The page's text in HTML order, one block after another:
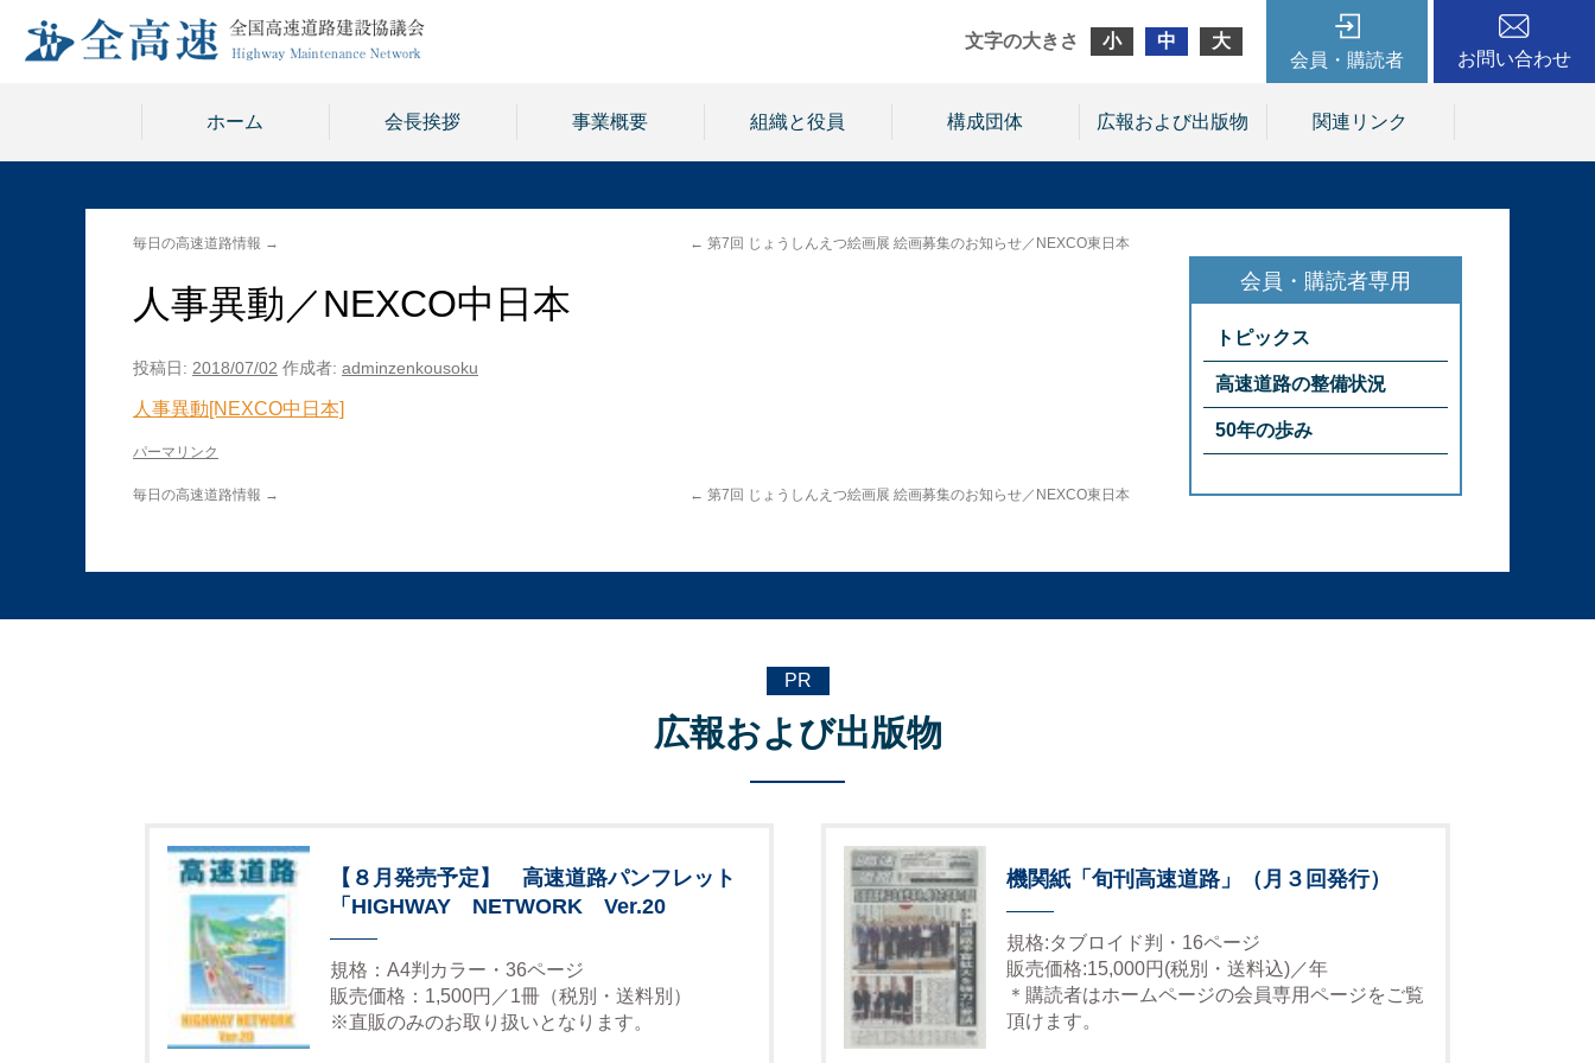
文字の大きさ 小 中
大
会員・購読者
お問い合わせ
ホーム 会長挨拶 事業概要 組織と役員 構成団体 広報および出版物 関連リンク
← 第7回 じょうしんえつ絵画展 絵画募集のお知らせ／NEXCO東日本
毎日の高速道路情報 →
人事異動／NEXCO中日本
投稿日: 2018/07/02 作成者: adminzenkousoku
人事異動[NEXCO中日本]
パーマリンク
← 第7回 じょうしんえつ絵画展 絵画募集のお知らせ／NEXCO東日本
毎日の高速道路情報 →
トピックス
高速道路の整備状況
50年の歩み
PR
広報および出版物
【８月発売予定】 高速道路パンフレット
「HIGHWAY NETWORK Ver.20
規格：A4判カラー・36ページ
販売価格：1,500円／1冊（税別・送料別）
※直販のみのお取り扱いとなります。
機関紙「旬刊高速道路」（月３回発行）
規格:タブロイド判・16ページ
販売価格:15,000円(税別・送料込)／年
＊購読者はホームページの会員専用ページをご覧
頂けます。